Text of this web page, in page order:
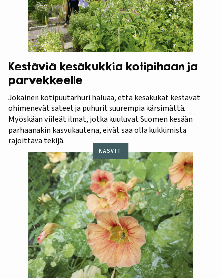
Kestäviä kesäkukkia kotipihaan ja
parvekkeelle
Jokainen kotipuutarhuri haluaa, että kesäkukat kestävät
ohimenevät sateet ja puhurit suurempia kärsimättä.
Myöskään viileät ilmat, jotka kuuluvat Suomen kesään
parhaanakin kasvukautena, eivät saa olla kukkimista
rajoittava tekijä.
KASVIT